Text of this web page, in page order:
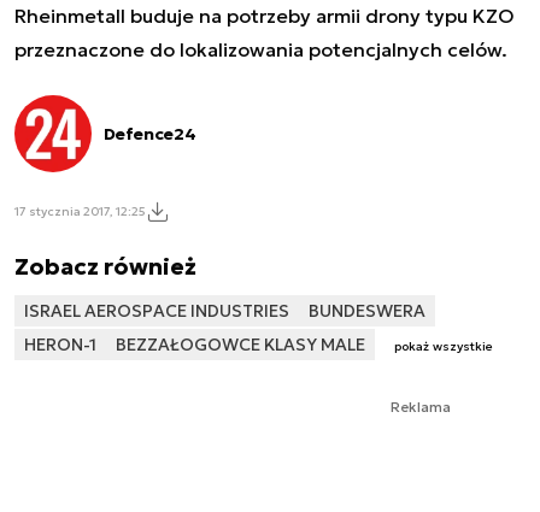
Rheinmetall buduje na potrzeby armii drony typu KZO
przeznaczone do lokalizowania potencjalnych celów.
Defence24
17 stycznia 2017, 12:25
Zobacz również
ISRAEL AEROSPACE INDUSTRIES
BUNDESWERA
HERON-1
BEZZAŁOGOWCE KLASY MALE pokaż wszystkie
Reklama